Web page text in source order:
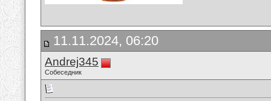
11.11.2024, 06:20
Andrej345
Собеседник